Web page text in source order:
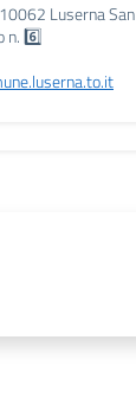
Luserna San
n. 6️⃣